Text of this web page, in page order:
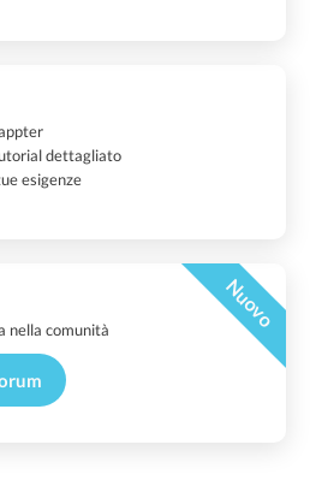
dettagliato
esigenze
Nuovo
nella comunità